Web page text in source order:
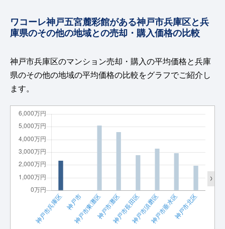
ワコーレ神戸五宮麓彩館がある神戸市兵庫区と兵
庫県のその他の地域との売却・購入価格の比較
神戸市兵庫区のマンション売却・購入の平均価格と兵庫
県のその他の地域の平均価格の比較をグラフでご紹介し
ます。